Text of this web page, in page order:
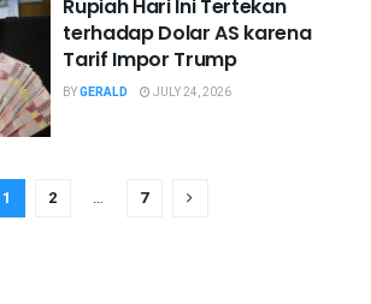
Rupiah Hari Ini Tertekan
terhadap Dolar AS karena
Tarif Impor Trump
BYGERALD JULY 24, 2026
1 2 … 7